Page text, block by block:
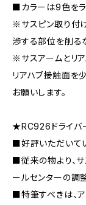
■カラーは9色をラ
※サスピン取り付
渉する部位を削る
※サスアームとリ
リアハブ接触面を
お願いします。
★RC926ドライバ
■好評いただいて
■従来の物より、サ
ールセンターの調
■特筆すべきは、